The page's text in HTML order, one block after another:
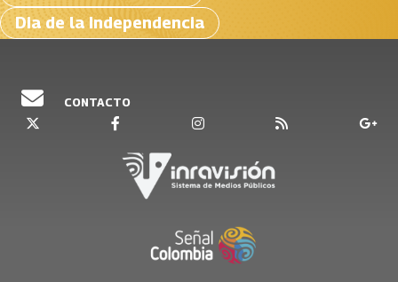
Dia de la Independencia
CONTACTO